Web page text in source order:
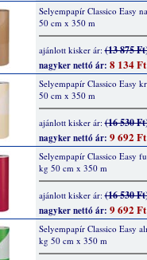
Selyempapír Classico Easy
50 cm x 350 m
ajánlott kisker ár:(13 875
nagyker nettó ár: 8 134 Ft
Selyempapír Classico Easy
50 cm x 350 m
ajánlott kisker ár:(16 530
nagyker nettó ár: 9 692 Ft
Selyempapír Classico Easy
kg 50 cm x 350 m
ajánlott kisker ár:(16 530
nagyker nettó ár: 9 692 Ft
Selyempapír Classico Easy
kg 50 cm x 350 m